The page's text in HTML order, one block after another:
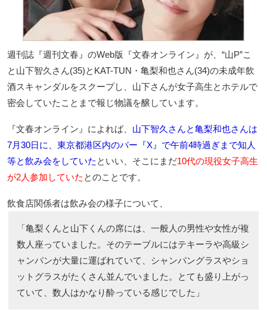
週刊誌『週刊文春』のWeb版『文春オンライン』が、“山P”こ
と山下智久さん(35)とKAT-TUN・亀梨和也さん(34)の未成年飲
酒スキャンダルをスクープし、山下さんが女子高生とホテルで
密会していたことまで報じ物議を醸しています。
『文春オンライン』によれば、 山下智久さんと亀梨和也さんは
7月30日に、東京都港区内のバー『X』で午前4時過ぎまで知人
等と飲み会をしていた といい、そこにまだ10代の現役女子高生
が2人参加していた とのことです。
飲食店関係者は飲み会の様子について、
「亀梨くんと山下くんの席には、一般人の男性や女性が複
数人座っていました。そのテーブルにはテキーラや高級シ
ャンパンが大量に運ばれていて、シャンパングラスやショ
ットグラスがたくさん並んでいました。とても盛り上がっ
ていて、数人はかなり酔っている感じでした」